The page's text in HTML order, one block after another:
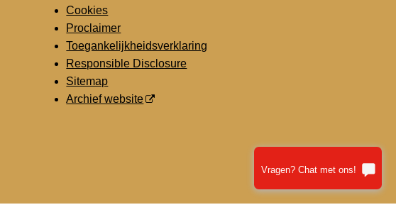
Cookies
Proclaimer
Toegankelijkheidsverklaring
Responsible Disclosure
Sitemap
Archief website